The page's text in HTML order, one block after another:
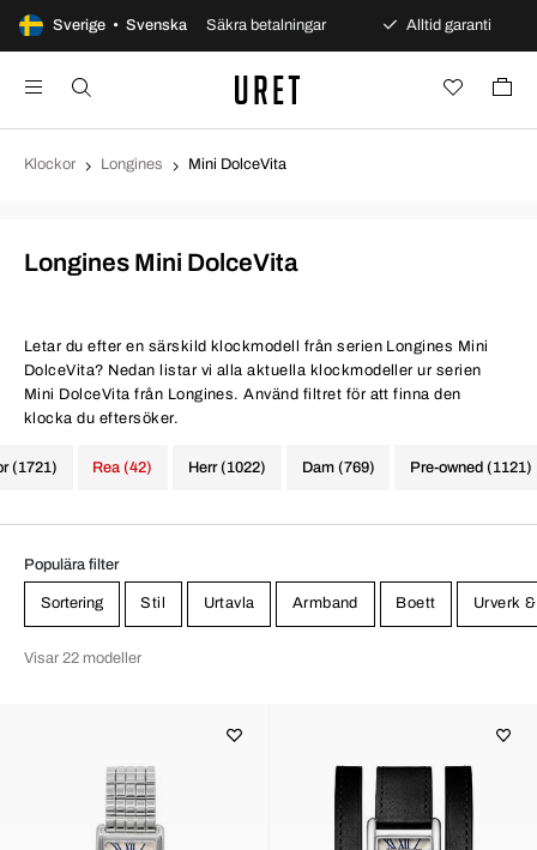
Sverige • Svenska
öppet köp Säkra betalningar Alltid garanti
Klockor Longines Mini DolceVita
Longines Mini DolceVita
Letar du efter en särskild klockmodell från serien Longines Mini
DolceVita? Nedan listar vi alla aktuella klockmodeller ur serien
Mini DolceVita från Longines. Använd filtret för att finna den
klocka du eftersöker.
(1721) Herr (1022) Dam (769) Pre-owned (1121)
Rea (42)
Populära filter
Sortering Stil Urtavla Armband Boett Urverk
Visar 22 modeller